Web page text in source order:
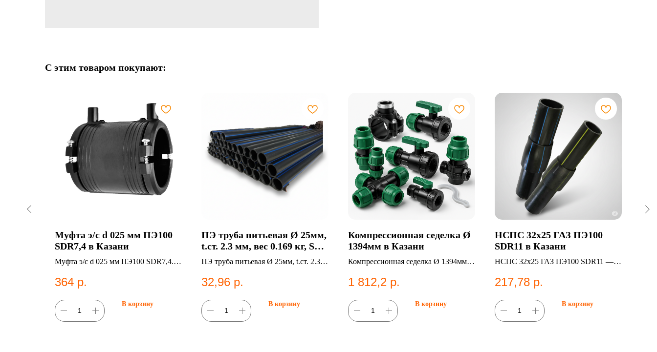
С этим товаром покупают:
Муфта э/с d 025 мм ПЭ100
SDR7,4 в Казани
Муфта э/с d 025 мм ПЭ100 SDR7,4.
водоснабжения.
364 р.
В корзину
ПЭ труба питьевая Ø 25мм,
t.ст. 2.3 мм, вес 0.169 кг, SDR
17.6, ГОСТ 18599-2001 в
Казани
ПЭ труба питьевая Ø 25мм, t.ст. 2.3
18599-2001. Полиэтиленовые
32,96 р.
В корзину
Компрессионная седелка Ø
1394мм в Казани
Компрессионная седелка Ø 1394мм.
фитинги;Седельные отводы.
1 812,2 р.
В корзину
НСПС 32х25 ГАЗ ПЭ100
SDR11 в Казани
НСПС 32х25 ГАЗ ПЭ100 SDR11 —
217,78 р.
В корзину